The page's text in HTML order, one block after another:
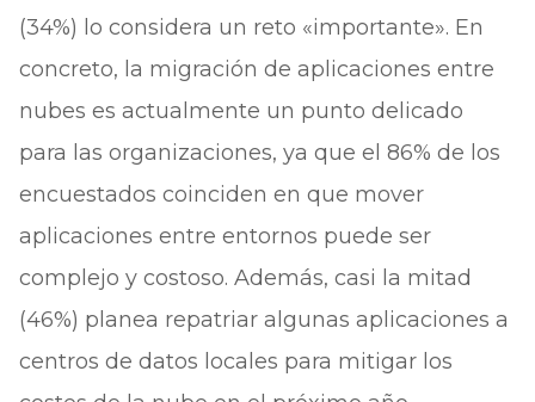
(34%) lo considera un reto «importante». En
concreto, la migración de aplicaciones entre
nubes es actualmente un punto delicado
para las organizaciones, ya que el 86% de los
encuestados coinciden en que mover
aplicaciones entre entornos puede ser
complejo y costoso. Además, casi la mitad
(46%) planea repatriar algunas aplicaciones a
centros de datos locales para mitigar los